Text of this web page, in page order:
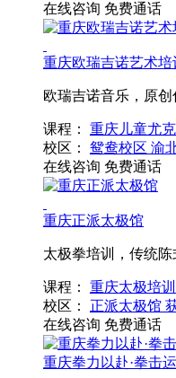
在线咨询 免费通话
重庆欧瑞吉诺艺术培
欧瑞吉诺音乐，原创
课程： 重庆儿童尤
校区：
鸳鸯校区 渝
在线咨询 免费通话
重庆正派太极馆
太极拳培训，传统
课程： 重庆太极培
校区：
正派太极馆
在线咨询 免费通话
重庆拳力以赴·拳击